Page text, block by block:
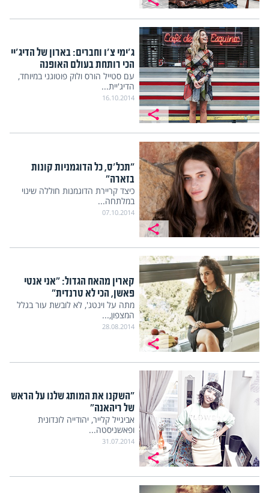
ג'ימי צ'ו וחברים: בארון של הדיג'יי
הכי רותחת בעולם האופנה
עם סטייל הורס ולוק פוטוגני במיוחד,
הדיג'יית...
16.10.2014
"תכל'ס, כל הדוגמניות קונות
בזארה"
כיצד קריירת הדוגמנות חוללה שינוי
במלתחה...
07.10.2014
קארין מהאח הגדול: "אני אנטי
פאשן, הכי לא טרנדית"
מתה על וינטג', לא לובשת עור בגלל
המצפון,...
28.08.2014
"השקנו את המותג שלנו על הראש
של ריהאנה"
אביגייל קלייר, יהודייה לונדונית
ופאשניסטה...
31.07.2014